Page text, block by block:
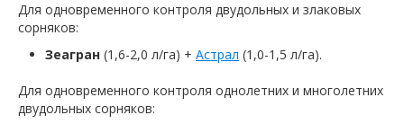
Для одновременного контроля двудольных и злаковых
сорняков:
Зеагран (1,6-2,0 л/га) + Астрал (1,0-1,5 л/га).
Для одновременного контроля однолетних и многолетних
двудольных сорняков: